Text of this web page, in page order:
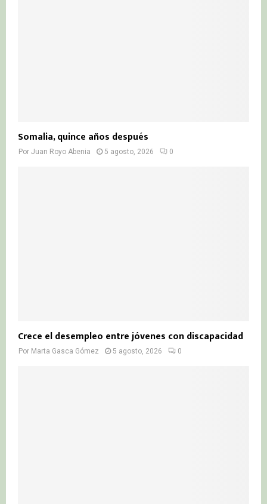
Somalia, quince años después
Por Juan Royo Abenia 5 agosto, 2026 0
Crece el desempleo entre jóvenes con discapacidad
Por Marta Gasca Gómez 5 agosto, 2026 0